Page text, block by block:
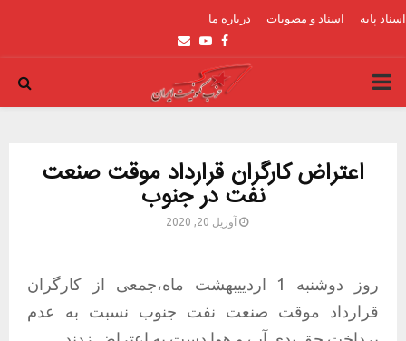
اسناد پایه اسناد و مصوبات درباره ما
Facebook
Youtube
Email
PRIMARY
اعتراض کارگران قرارداد موقت صنعت
نفت در جنوب
آوریل 20, 2020
روز دوشنبه 1 اردییبهشت ماه،جمعی از کارگران
قرارداد موقت صنعت نفت جنوب نسبت به عدم